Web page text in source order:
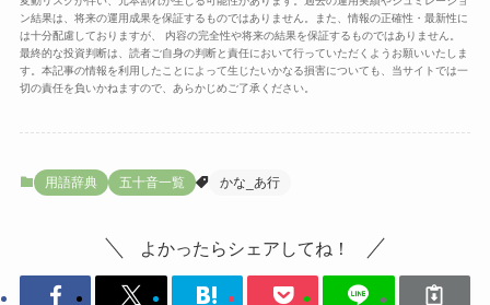
ン結果は、将来の運用成果を保証するものではありません。また、情報の正確性・最新性に
は十分配慮しておりますが、 内容の完全性や将来の結果を保証するものではありません。
最終的な投資判断は、読者ご自身の判断と責任において行っていただくようお願いいたしま
す。本記事の情報を利用したことによって生じたいかなる損害についても、当サイトでは一
切の責任を負いかねますので、あらかじめご了承ください。
用語辞典 五十音一覧 かな_あ行
よかったらシェアしてね！